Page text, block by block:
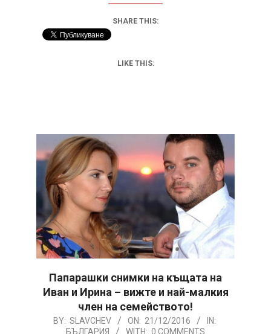
SHARE THIS:
LIKE THIS:
Папарашки снимки на къщата на
Иван и Ирина – вижте и най-малкия
член на семейството!
2016-BY: SLAVCHEV ON: 21/12/2016
IN:
БЪЛГАРИЯ
WITH: 0 COMMENTS